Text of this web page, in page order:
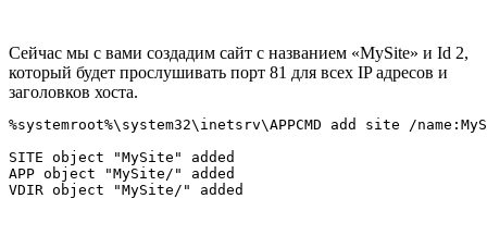
Сейчас мы с вами создадим сайт с названием «MySite» и Id 2,
который будет прослушивать порт 81 для всех IP адресов и
заголовков хоста.
%systemroot%\system32\inetsrv\APPCMD add site /
SITE object "MySite" added
APP object "MySite/" added